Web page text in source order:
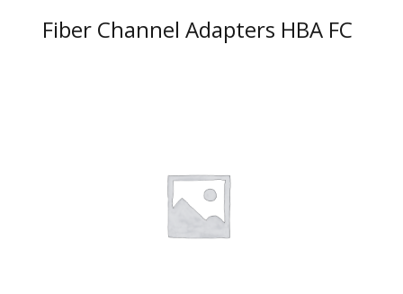
Fiber Channel Adapters HBA FC